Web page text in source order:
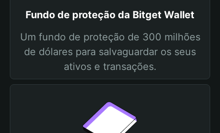
Fundo de proteção da Bitget Wallet
Um fundo de proteção de 300 milhões
de dólares para salvaguardar os seus
ativos e transações.